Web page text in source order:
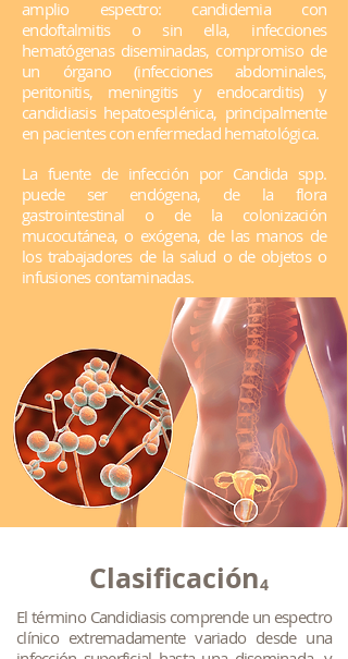
amplio espectro: candidemia con
endoftalmitis o sin ella, infecciones
hematógenas diseminadas, compromiso de
un órgano (infecciones abdominales,
peritonitis, meningitis y endocarditis) y
candidiasis hepatoesplénica, principalmente
en pacientes con enfermedad hematológica.
La fuente de infección por Candida spp.
puede ser endógena, de la flora
gastrointestinal o de la colonización
mucocutánea, o exógena, de las manos de
los trabajadores de la salud o de objetos o
infusiones contaminadas.
Clasificación4
El término Candidiasis comprende un espectro
clínico extremadamente variado desde una